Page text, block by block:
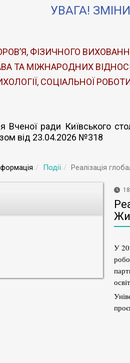
УВАГА!
ФІЗИЧНОГО
ТА МІЖНАРОДНИХ
СОЦІАЛЬНОЇ
Вченої ради Київського
від 23.04.2026 №318
Події Реалізація
У